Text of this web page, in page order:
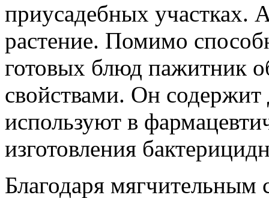
приусадебных участках.
растение. Помимо
готовых блюд пажитник
свойствами. Он
используют в
изготовления
Благодаря мягчительным